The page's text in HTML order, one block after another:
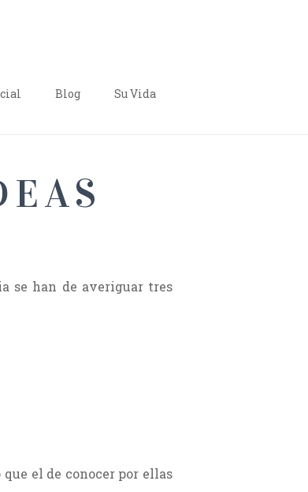
Blog Su Vida
se han de averiguar tres
que el de conocer por ellas